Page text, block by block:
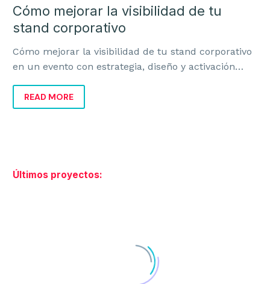
Cómo mejorar la visibilidad de tu
stand corporativo
Cómo mejorar la visibilidad de tu stand corporativo
en un evento con estrategia, diseño y activación
READ MORE
Últimos proyectos:
Diseño de Logotipos
Manual de Identidad Corporativa
Diseño de Stands para Ferias